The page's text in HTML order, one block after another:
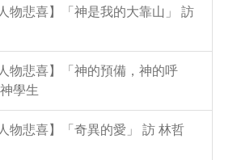
物悲喜】「神是我的大靠山」 訪
物悲喜】「神的預備，神的呼
學生
物悲喜】「奇異的愛」 訪 林哲